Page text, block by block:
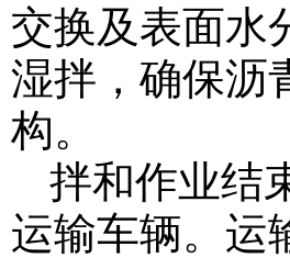
交换及表面水
湿拌，确保沥
构。
拌和作业结
运输车辆。运